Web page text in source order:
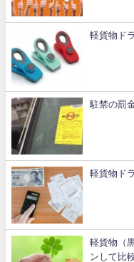
軽貨物ド
駐禁の罰
軽貨物ド
軽貨物（
ンして比